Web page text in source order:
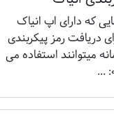
که دارای اپ انیاک
دریافت رمز پیکربندی
میتوانند استفاده می
...